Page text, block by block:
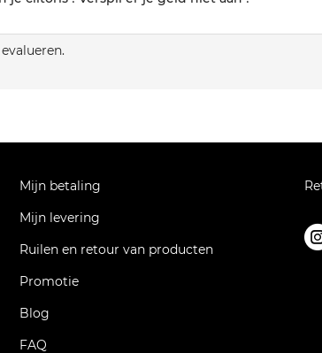
Mijn betaling
Mijn levering
Ruilen en retour van producten
Promotie
Blog
FAQ